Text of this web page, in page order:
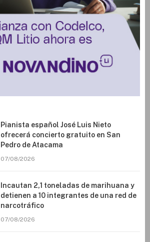
Pianista español José Luis Nieto
ofrecerá concierto gratuito en San
Pedro de Atacama
07/08/2026
Incautan 2,1 toneladas de marihuana y
detienen a 10 integrantes de una red de
narcotráfico
07/08/2026